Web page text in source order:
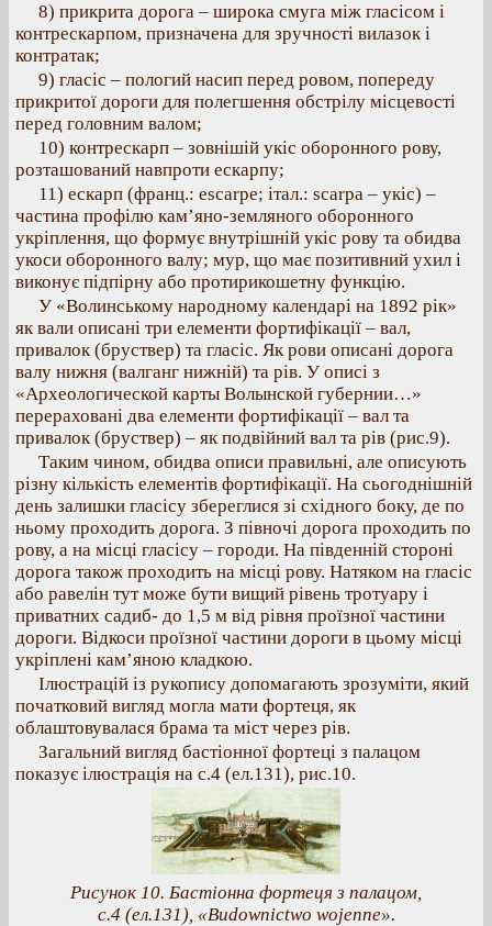
8) прикрита дорога – широка смуга між гласісом і
контрескарпом, призначена для зручності вилазок і
контратак;
9) гласіс – пологий насип перед ровом, попереду
прикритої дороги для полегшення обстрілу місцевості
перед головним валом;
10) контрескарп – зовнішій укіс оборонного рову,
розташований навпроти ескарпу;
11) ескарп (франц.: escarpe; італ.: scarpa – укіс) –
частина профілю кам’яно-земляного оборонного
укріплення, що формує внутрішній укіс рову та обидва
укоси оборонного валу; мур, що має позитивний ухил і
виконує підпірну або протирикошетну функцію.
У «Волинському народному календарі на 1892 рік»
як вали описані три елементи фортифікації – вал,
привалок (бруствер) та гласіс. Як рови описані дорога
валу нижня (валганг нижній) та рів. У описі з
«Археологической карты Волынской губернии…»
перераховані два елементи фортифікації – вал та
привалок (бруствер) – як подвійний вал та рів (рис.9).
Таким чином, обидва описи правильні, але описують
різну кількість елементів фортифікації. На сьогоднішній
день залишки гласісу збереглися зі східного боку, де по
ньому проходить дорога. З півночі дорога проходить по
рову, а на місці гласісу – городи. На південній стороні
дорога також проходить на місці рову. Натяком на гласіс
або равелін тут може бути вищий рівень тротуару і
приватних садиб- до 1,5 м від рівня проїзної частини
дороги. Відкоси проїзної частини дороги в цьому місці
укріплені кам’яною кладкою.
Ілюстрацій із рукопису допомагають зрозуміти, який
початковий вигляд могла мати фортеця, як
облаштовувалася брама та міст через рів.
Загальний вигляд бастіонної фортеці з палацом
показує ілюстрація на с.4 (ел.131), рис.10.
Рисунок 10. Бастіонна фортеця з палацом,
с.4 (ел.131), «Budownictwo wojenne».